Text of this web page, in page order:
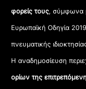
φορείς τους, σύμφωνα
Ευρωπαϊκή Οδηγία
πνευματικής
Η αναδημοσίευση
ορίων της